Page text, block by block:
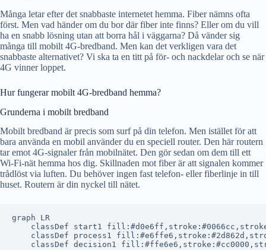
Många letar efter det snabbaste internetet hemma. Fiber nämns ofta
först. Men vad händer om du bor där fiber inte finns? Eller om du vill
ha en snabb lösning utan att borra hål i väggarna? Då vänder sig
många till mobilt 4G-bredband. Men kan det verkligen vara det
snabbaste alternativet? Vi ska ta en titt på för- och nackdelar och se när
4G vinner loppet.
Hur fungerar mobilt 4G-bredband hemma?
Grunderna i mobilt bredband
Mobilt bredband är precis som surf på din telefon. Men istället för att
bara använda en mobil använder du en speciell router. Den här routern
tar emot 4G-signaler från mobilnätet. Den gör sedan om dem till ett
Wi-Fi-nät hemma hos dig. Skillnaden mot fiber är att signalen kommer
trådlöst via luften. Du behöver ingen fast telefon- eller fiberlinje in till
huset. Routern är din nyckel till nätet.
graph LR
classDef start1
classDef process1
classDef decision1